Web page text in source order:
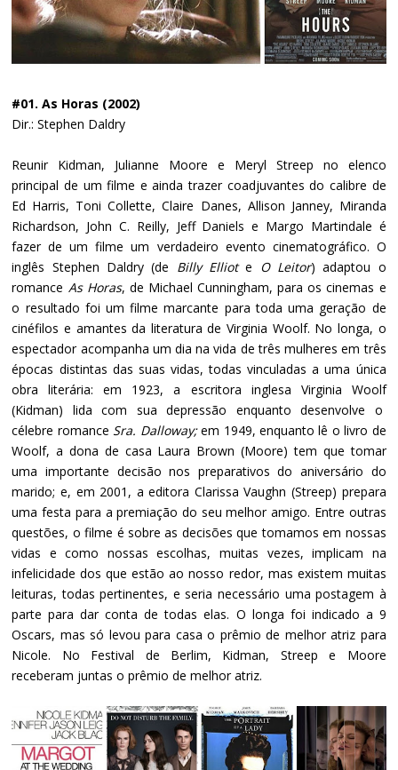
#01. As Horas (2002)
Dir.: Stephen Daldry
Reunir Kidman, Julianne Moore e Meryl Streep no elenco
principal de um filme e ainda trazer coadjuvantes do calibre de
Ed Harris, Toni Collette, Claire Danes, Allison Janney, Miranda
Richardson, John C. Reilly, Jeff Daniels e Margo Martindale é
fazer de um filme um verdadeiro evento cinematográfico. O
inglês Stephen Daldry (de Billy Elliote O Leitor) adaptou o
romance As Horas, de Michael Cunningham, para os cinemas e
o resultado foi um filme marcante para toda uma geração de
cinéfilos e amantes da literatura de Virginia Woolf. No longa, o
espectador acompanha um dia na vida de três mulheres em três
épocas distintas das suas vidas, todas vinculadas a uma única
obra literária: em 1923, a escritora inglesa Virginia Woolf
(Kidman) lida com sua depressão enquanto desenvolve o
célebre romance Sra. Dalloway;em 1949, enquanto lê o livro de
Woolf, a dona de casa Laura Brown (Moore) tem que tomar
uma importante decisão nos preparativos do aniversário do
marido; e, em 2001, a editora Clarissa Vaughn (Streep) prepara
uma festa para a premiação do seu melhor amigo. Entre outras
questões, o filme é sobre as decisões que tomamos em nossas
vidas e como nossas escolhas, muitas vezes, implicam na
infelicidade dos que estão ao nosso redor, mas existem muitas
leituras, todas pertinentes, e seria necessário uma postagem à
parte para dar conta de todas elas. O longa foi indicado a 9
Oscars, mas só levou para casa o prêmio de melhor atriz para
Nicole. No Festival de Berlim, Kidman, Streep e Moore
receberam juntas o prêmio de melhor atriz.